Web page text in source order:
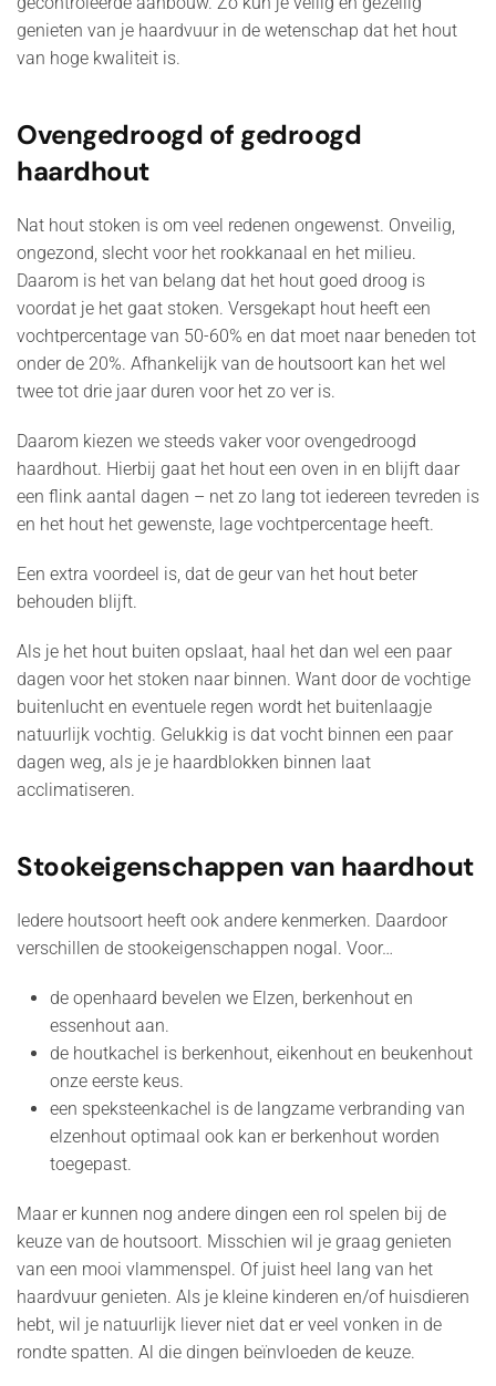
genieten van je haardvuur in de wetenschap dat het hout
van hoge kwaliteit is.
Ovengedroogd of gedroogd
haardhout
Nat hout stoken is om veel redenen ongewenst. Onveilig,
ongezond, slecht voor het rookkanaal en het milieu.
Daarom is het van belang dat het hout goed droog is
voordat je het gaat stoken. Versgekapt hout heeft een
vochtpercentage van 50-60% en dat moet naar beneden tot
onder de 20%. Afhankelijk van de houtsoort kan het wel
twee tot drie jaar duren voor het zo ver is.
Daarom kiezen we steeds vaker voor ovengedroogd
haardhout. Hierbij gaat het hout een oven in en blijft daar
een flink aantal dagen – net zo lang tot iedereen tevreden is
en het hout het gewenste, lage vochtpercentage heeft.
Een extra voordeel is, dat de geur van het hout beter
behouden blijft.
Als je het hout buiten opslaat, haal het dan wel een paar
dagen voor het stoken naar binnen. Want door de vochtige
buitenlucht en eventuele regen wordt het buitenlaagje
natuurlijk vochtig. Gelukkig is dat vocht binnen een paar
dagen weg, als je je haardblokken binnen laat
acclimatiseren.
Stookeigenschappen van haardhout
Iedere houtsoort heeft ook andere kenmerken. Daardoor
verschillen de stookeigenschappen nogal. Voor…
de openhaard bevelen we Elzen, berkenhout en
essenhout aan.
de houtkachel is berkenhout, eikenhout en beukenhout
onze eerste keus.
een speksteenkachel is de langzame verbranding van
elzenhout optimaal ook kan er berkenhout worden
toegepast.
Maar er kunnen nog andere dingen een rol spelen bij de
keuze van de houtsoort. Misschien wil je graag genieten
van een mooi vlammenspel. Of juist heel lang van het
haardvuur genieten. Als je kleine kinderen en/of huisdieren
hebt, wil je natuurlijk liever niet dat er veel vonken in de
rondte spatten. Al die dingen beïnvloeden de keuze.